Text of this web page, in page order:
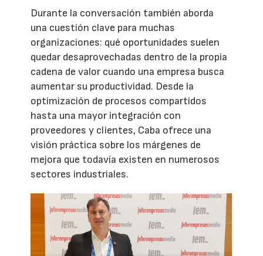
Durante la conversación también aborda
una cuestión clave para muchas
organizaciones: qué oportunidades suelen
quedar desaprovechadas dentro de la propia
cadena de valor cuando una empresa busca
aumentar su productividad. Desde la
optimización de procesos compartidos
hasta una mayor integración con
proveedores y clientes, Caba ofrece una
visión práctica sobre los márgenes de
mejora que todavía existen en numerosos
sectores industriales.